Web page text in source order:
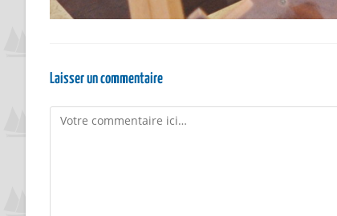
Laisser un commentaire